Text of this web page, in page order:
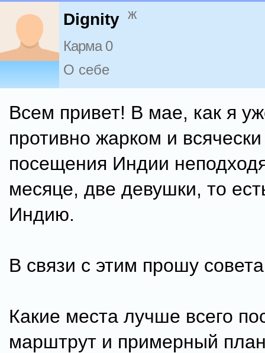
Dignity ж
Карма 0
О себе
Всем привет! В мае, как я
противно жарком и
посещения Индии
месяце, две девушки, то
Индию.
В связи с этим прошу
Какие места лучше всего
марштрут и примерный